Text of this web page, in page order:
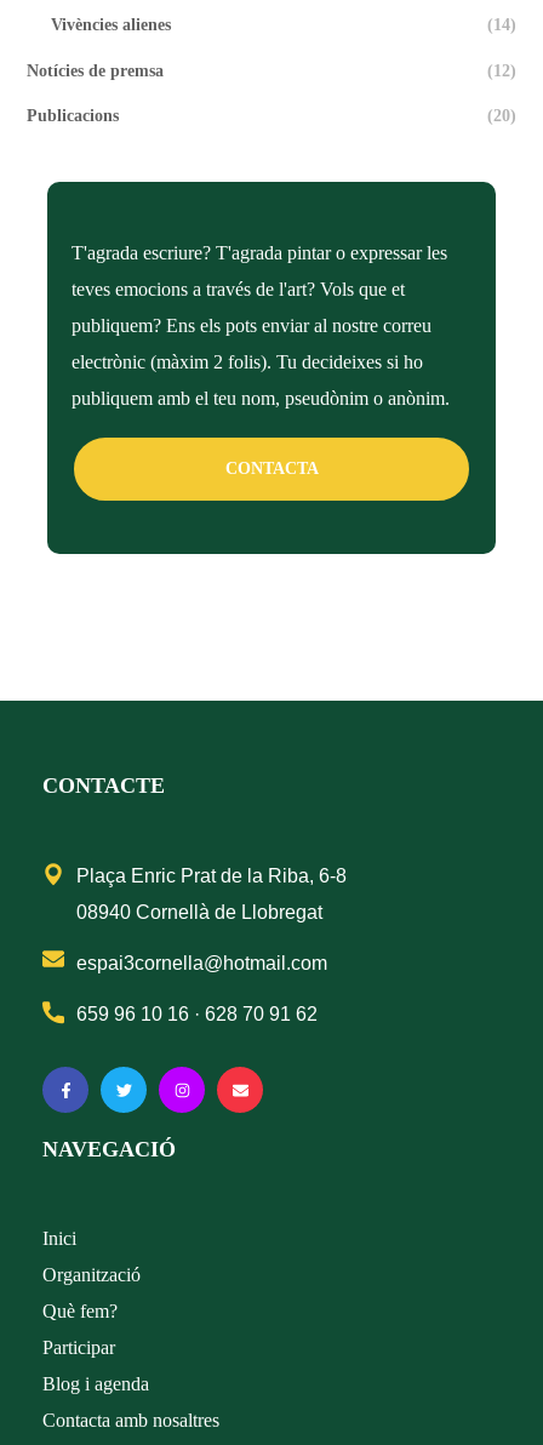
Vivències alienes (14)
Notícies de premsa (12)
Publicacions (20)
T'agrada escriure? T'agrada pintar o expressar les
teves emocions a través de l'art? Vols que et
publiquem? Ens els pots enviar al nostre correu
electrònic (màxim 2 folis). Tu decideixes si ho
publiquem amb el teu nom, pseudònim o anònim.
CONTACTA
CONTACTE
Plaça Enric Prat de la Riba, 6-8
08940 Cornellà de Llobregat
espai3cornella@hotmail.com
659 96 10 16 · 628 70 91 62
NAVEGACIÓ
Inici
Organització
Què fem?
Participar
Blog i agenda
Contacta amb nosaltres